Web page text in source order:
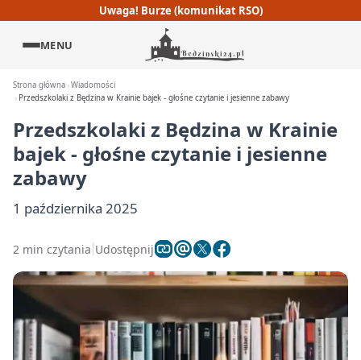
Uwaga! Burze (komunikat RSO)
MENU
Strona główna Wiadomości
Przedszkolaki z Będzina w Krainie bajek - głośne czytanie i jesienne zabawy
Przedszkolaki z Będzina w Krainie
bajek - głośne czytanie i jesienne
zabawy
1 października 2025
2 min czytania Udostępnij